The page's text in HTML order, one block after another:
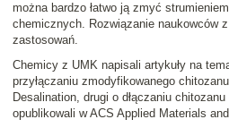
można bardzo łatwo ją zmyć
chemicznych. Rozwiązanie naukowców
zastosowań.
Chemicy z UMK napisali artykuły na
przyłączaniu zmodyfikowanego
Desalination, drugi o dłączaniu
opublikowali w ACS Applied Materials